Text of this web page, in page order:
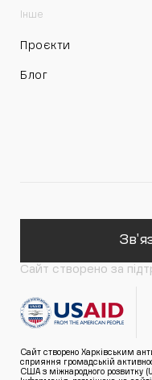
Інше
Проєкти
Блог
Сайт створено за
Сайт створено Харківським
сприяння громадській
США з міжнародного розвитку